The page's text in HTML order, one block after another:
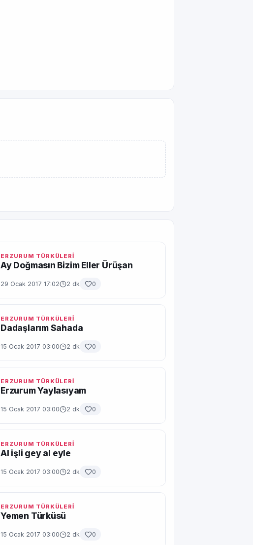
ERZURUM TÜRKÜLERİ
Ay Doğmasın Bizim Eller Ürüşan
29 Ocak 2017 17:02 2 dk 0
ERZURUM TÜRKÜLERİ
Dadaşlarım Sahada
15 Ocak 2017 03:00 2 dk 0
ERZURUM TÜRKÜLERİ
Erzurum Yaylasıyam
15 Ocak 2017 03:00 2 dk 0
ERZURUM TÜRKÜLERİ
Al işli gey al eyle
15 Ocak 2017 03:00 2 dk 0
ERZURUM TÜRKÜLERİ
Yemen Türküsü
15 Ocak 2017 03:00 2 dk 0